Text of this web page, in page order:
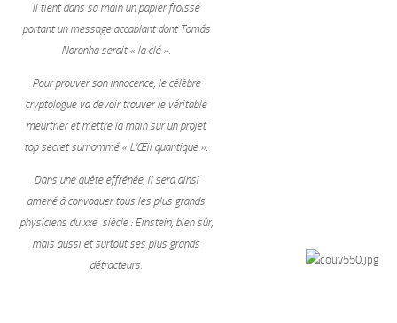
Il tient dans sa main un papier froissé
portant un message accablant dont Tomás
Noronha serait « la clé ».
Pour prouver son innocence, le célèbre
cryptologue va devoir trouver le véritable
meurtrier et mettre la main sur un projet
top secret surnommé « L’Œil quantique ».
Dans une quête effrénée, il sera ainsi
amené à convoquer tous les plus grands
physiciens duxxe siècle : Einstein, bien sûr,
mais aussi et surtout ses plus grands
détracteurs.